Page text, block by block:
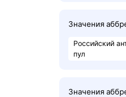
Значения
Российский
пул
Значения